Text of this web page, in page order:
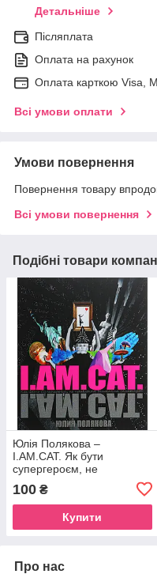
Детальніше
Післяплата
Оплата на рахунок
Оплата карткою Visa,
Всі умови оплати
Умови повернення
Повернення товару
Всі умови повернення
Подібні товари
Юлія Полякова –
I.AM.CAT. Як бути
супергероєм, не
санітарів
100 ₴
Купити
Про нас